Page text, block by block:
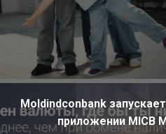
Moldindconbank
приложении MICB